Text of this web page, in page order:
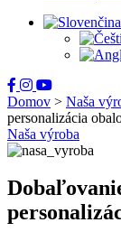
Domov > Naša
personalizácia
Naša výroba